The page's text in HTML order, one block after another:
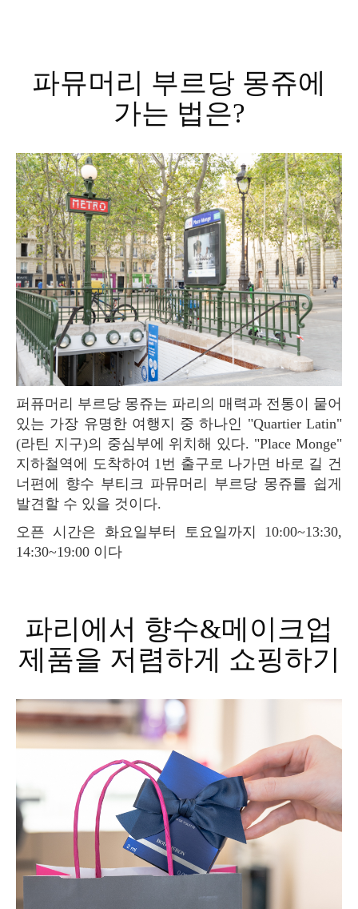
파뮤머리 부르당 몽쥬에
가는 법은?
퍼퓨머리 부르당 몽쥬는 파리의 매력과 전통이 뭍어
있는 가장 유명한 여행지 중 하나인 "Quartier Latin"
(라틴 지구)의 중심부에 위치해 있다. "Place Monge"
지하철역에 도착하여 1번 출구로 나가면 바로 길 건
너편에 향수 부티크 파뮤머리 부르당 몽쥬를 쉽게
발견할 수 있을 것이다.
오픈 시간은 화요일부터 토요일까지 10:00~13:30,
14:30~19:00 이다
파리에서 향수&메이크업
제품을 저렴하게 쇼핑하기